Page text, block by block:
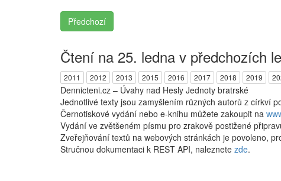
Předchozí
Čtení na 25. ledna v předchozích
2011 2012 2013 2015 2016 2017 2018 2019
Dennicteni.cz – Úvahy nad Hesly Jednoty bratrské
Jednotlivé texty jsou zamyšlením různých autorů z církví
Černotiskové vydání nebo e-knihu můžete zakoupit na
Vydání ve zvětšeném písmu pro zrakově postižené
Zveřejňování textů na webových stránkách je povoleno,
Stručnou dokumentaci k REST API, naleznete zde.